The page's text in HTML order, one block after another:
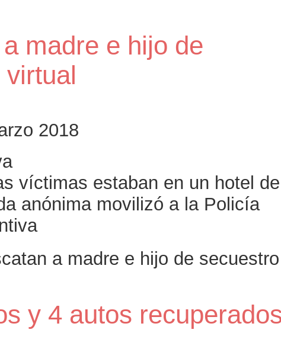
madre e hijo de
2018
víctimas estaban en un hotel
anónima movilizó a la Policía
a madre e hijo de secuestro
y 4 autos